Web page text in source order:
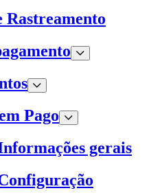
Rastreamento
Pago
gerais